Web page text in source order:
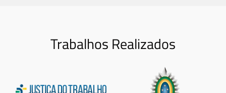
Trabalhos Realizados